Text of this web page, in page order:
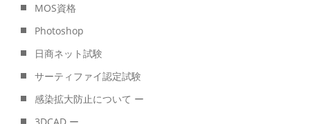
MOS資格
Photoshop
日商ネット試験
サーティファイ認定試験
感染拡大防止について ー